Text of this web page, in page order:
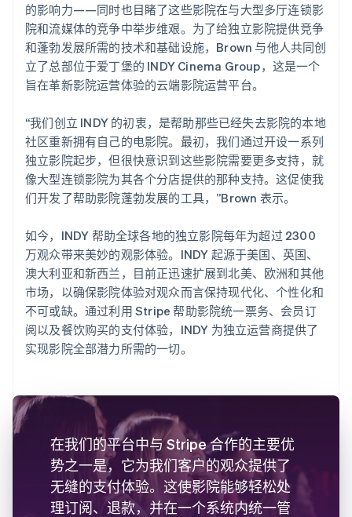
的影响力——同时也目睹了这些影院在与大型多厅连锁影
院和流媒体的竞争中举步维艰。为了给独立影院提供竞争
和蓬勃发展所需的技术和基础设施，Brown 与他人共同创
立了总部位于爱丁堡的 INDY Cinema Group，这是一个
旨在革新影院运营体验的云端影院运营平台。
“我们创立 INDY 的初衷，是帮助那些已经失去影院的本地
社区重新拥有自己的电影院。最初，我们通过开设一系列
独立影院起步，但很快意识到这些影院需要更多支持，就
像大型连锁影院为其各个分店提供的那种支持。这促使我
们开发了帮助影院蓬勃发展的工具，”Brown 表示。
如今，INDY 帮助全球各地的独立影院每年为超过 2300
万观众带来美妙的观影体验。INDY 起源于美国、英国、
澳大利亚和新西兰，目前正迅速扩展到北美、欧洲和其他
市场，以确保影院体验对观众而言保持现代化、个性化和
不可或缺。通过利用 Stripe 帮助影院统一票务、会员订
阅以及餐饮购买的支付体验，INDY 为独立运营商提供了
实现影院全部潜力所需的一切。
在我们的平台中与 Stripe 合作的主要优
势之一是，它为我们客户的观众提供了
无缝的支付体验。这使影院能够轻松处
理订阅、退款，并在一个系统内统一管